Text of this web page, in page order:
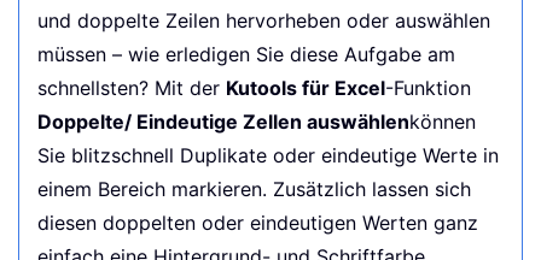
und doppelte Zeilen hervorheben oder auswählen
müssen – wie erledigen Sie diese Aufgabe am
schnellsten? Mit der Kutools für Excel-Funktion
Doppelte/ Eindeutige Zellen auswählenkönnen
Sie blitzschnell Duplikate oder eindeutige Werte in
einem Bereich markieren. Zusätzlich lassen sich
diesen doppelten oder eindeutigen Werten ganz